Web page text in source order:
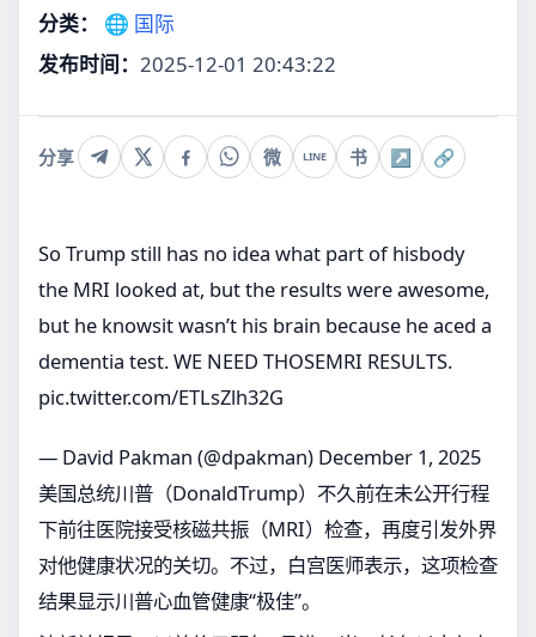
分类：
🌐 国际
发布时间： 2025-12-01 20:43:22
分享 微 LINE 书 ↗ 🔗
So Trump still has no idea what part of hisbody
the MRI looked at, but the results were awesome,
but he knowsit wasn’t his brain because he aced a
dementia test. WE NEED THOSEMRI RESULTS.
pic.twitter.com/ETLsZlh32G
— David Pakman (@dpakman) December 1, 2025
美国总统川普（DonaldTrump）不久前在未公开行程
下前往医院接受核磁共振（MRI）检查，再度引发外界
对他健康状况的关切。不过，白宫医师表示，这项检查
结果显示川普心血管健康“极佳”。